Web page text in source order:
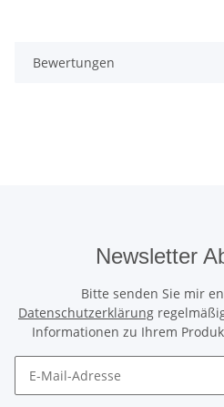
Bewertungen
Newsletter
Bitte senden Sie mir
Datenschutzerklärung
Informationen zu Ihrem